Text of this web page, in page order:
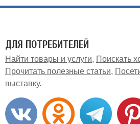
ДЛЯ ПОТРЕБИТЕЛЕЙ
Найти товары и услуги
Поискать
Прочитать полезные статьи
выставку